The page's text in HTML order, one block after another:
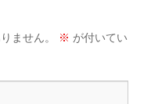
ません。 ※ が付いてい